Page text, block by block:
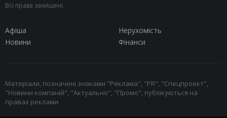
Всі права захищені.
Афіша
Нерухомість
Новини
Фінанси
Матеріали, позначені знаками "Реклама", "PR", "Спецпроект",
"Новини компаній", "Актуально", "Промо", публікуються на
правах реклами.